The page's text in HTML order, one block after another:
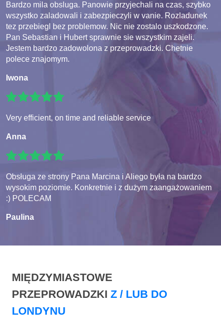
Bardzo mila obsluga. Panowie przyjechali na czas, szybko
wszystko zaladowali i zabezpieczyli w vanie. Rozladunek
tez przebiegl bez problemow. Nic nie zostalo uszkodzone.
Pan Sebastian i Hubert sprawnie sie wszystkim zajeli.
Jestem bardzo zadowolona z przeprowadzki. Chetnie
polece znajomym.
Iwona
Very efficient, on time and reliable service
Anna
Obsługa ze strony Pana Marcina i Aliego była na bardzo
wysokim poziomie. Konkretnie i z dużym zaangażowaniem
:) POLECAM
Paulina
MIĘDZYMIASTOWE
PRZEPROWADZKI Z / LUB DO
LONDYNU